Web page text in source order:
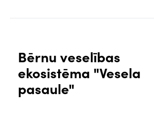
Bērnu veselības
ekosistēma "Vesela
pasaule"
PACIENTA PORTĀLS